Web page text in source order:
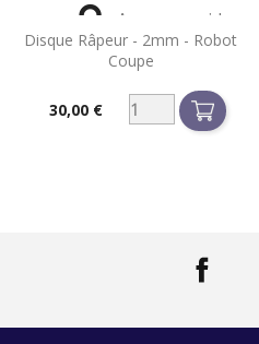
Disque Râpeur - 2mm - Robot
Coupe
Prix30,00 €
 Aperçu rapide